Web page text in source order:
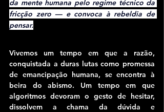
da mente humana pelo regime técnico da
fricção zero — e convoca à rebeldia de
pensar.
Vivemos um tempo em que a razão,
conquistada a duras lutas como promessa
de emancipação humana, se encontra à
beira do abismo. Um tempo em que
algoritmos devoram o gesto de hesitar,
dissolvem a chama da dúvida e